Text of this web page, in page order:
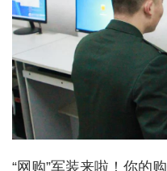
十年代，...